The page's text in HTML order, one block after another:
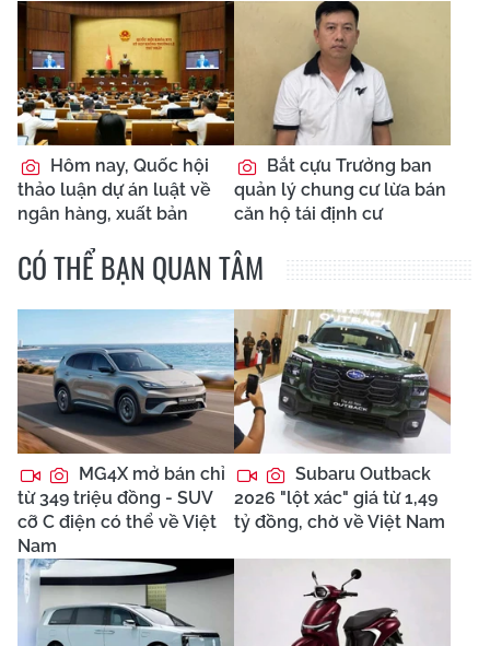
Hôm nay, Quốc hội
thảo luận dự án luật về
ngân hàng, xuất bản
Bắt cựu Trưởng ban
quản lý chung cư lừa bán
căn hộ tái định cư
CÓ THỂ BẠN QUAN TÂM
MG4X mở bán chỉ
từ 349 triệu đồng - SUV
cỡ C điện có thể về Việt
Nam
Subaru Outback
2026 "lột xác" giá từ 1,49
tỷ đồng, chờ về Việt Nam